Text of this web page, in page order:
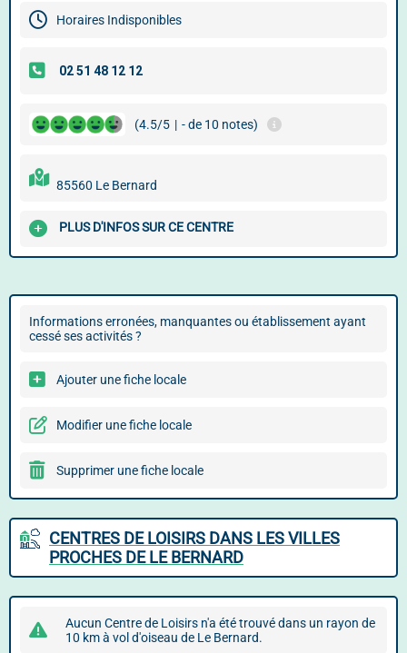
Horaires Indisponibles
(4.5/5 | - de 10 notes)
85560 Le Bernard
PLUS D'INFOS SUR CE CENTRE
Informations erronées, manquantes ou établissement ayant
cessé ses activités ?
Ajouter une fiche locale
Modifier une fiche locale
Supprimer une fiche locale
CENTRES DE LOISIRS DANS LES VILLES
PROCHES DE LE BERNARD
Aucun Centre de Loisirs n'a été trouvé dans un rayon de
10 km à vol d'oiseau de Le Bernard.